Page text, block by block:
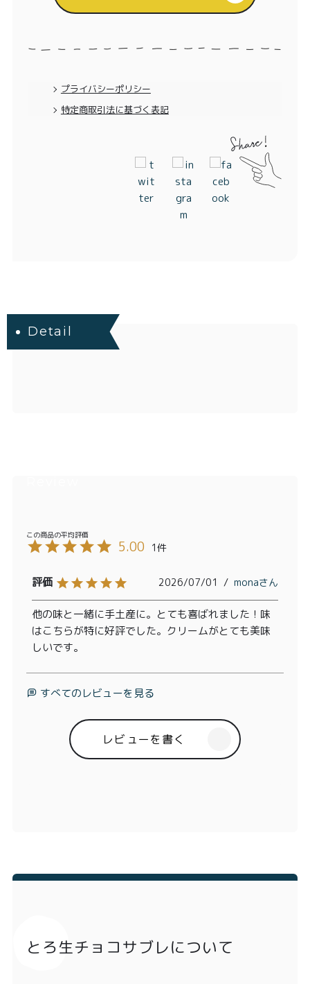
プライバシーポリシー
特定商取引法に基づく表記
Detail
5.00 1
mona
2026/07/01
他の味と一緒に手土産に。とても喜ばれました！味
はこちらが特に好評でした。クリームがとても美味
しいです。
すべてのレビューを見る
レビューを書く
とろ生チョコサブレについて